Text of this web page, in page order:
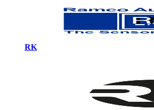
RK